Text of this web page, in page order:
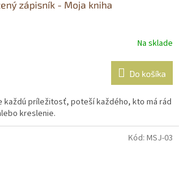
zápisník - Moja kniha
Na sklade
Do košíka
každú príležitosť, poteší každého, kto má rád
kreslenie.
Kód: MSJ-03